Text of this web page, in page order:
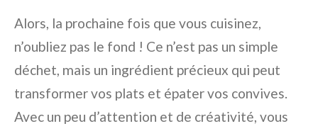
Alors, la prochaine fois que vous cuisinez,
n’oubliez pas le fond ! Ce n’est pas un simple
déchet, mais un ingrédient précieux qui peut
transformer vos plats et épater vos convives.
Avec un peu d’attention et de créativité, vous